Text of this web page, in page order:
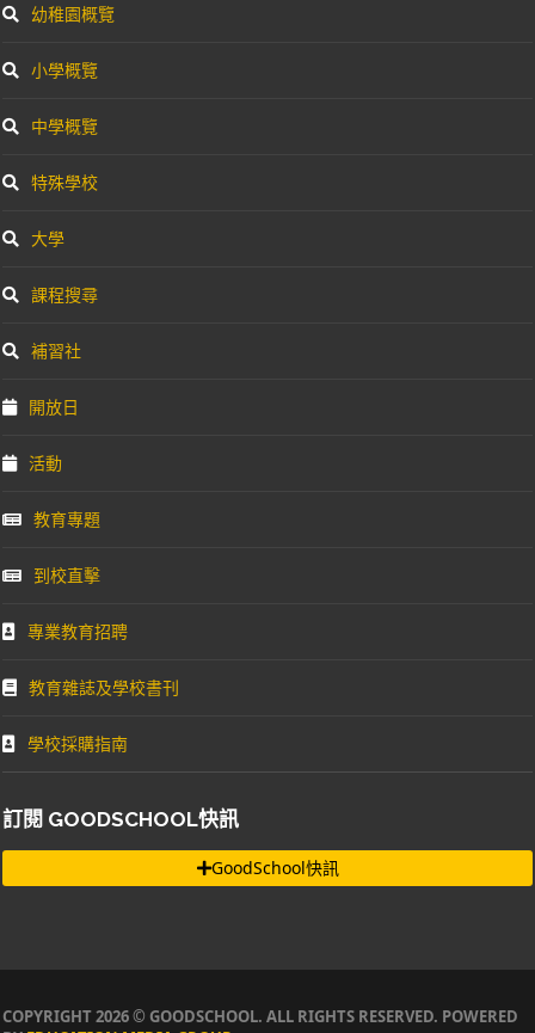
幼稚園概覽
小學概覽
中學概覽
特殊學校
大學
課程搜尋
補習社
開放日
活動
教育專題
到校直擊
專業教育招聘
教育雜誌及學校書刊
學校採購指南
訂閱 GOODSCHOOL快訊
GoodSchool快訊
COPYRIGHT 2026 © GOODSCHOOL. ALL RIGHTS RESERVED. POWERED